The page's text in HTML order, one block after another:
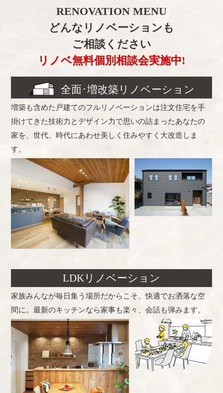
RENOVATION MENU
どんなリノベーションも
ご相談ください
リノベ無料個別相談会実施中!
全面･増改築リノベーション
増築も含めた戸建てのフルリノベーションは注文住宅を手
掛けてきた技術力とデザイン力で思いの詰まったあなたの
家を、世代、時代にあわせ美しく住みやすく大改造しま
す。
LDKリノベーション
家族みんなが毎日集う場所だからこそ、快適でお洒落な空
間に。最新のキッチンなら家事も楽々、会話も弾みます。